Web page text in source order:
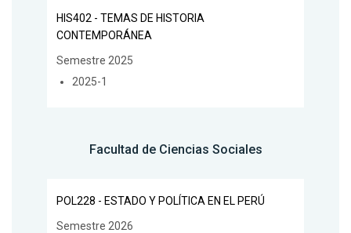
HIS402 - TEMAS DE HISTORIA
CONTEMPORÁNEA
Semestre 2025
2025-1
Facultad de Ciencias Sociales
POL228 - ESTADO Y POLÍTICA EN EL PERÚ
Semestre 2026